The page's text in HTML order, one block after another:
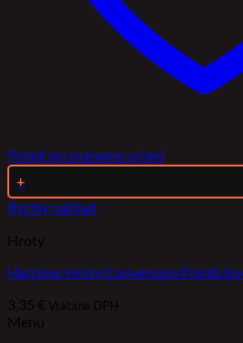
Pridať do zoznamu prianí
+
Rýchly náhľad
Hroty
Harrows Hroty Conversion Points
3,35 € Vrátane DPH
Menu